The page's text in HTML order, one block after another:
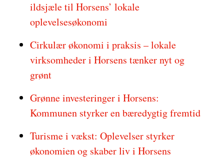
ildsjæle til Horsens’ lokale
oplevelsesøkonomi
Cirkulær økonomi i praksis – lokale
virksomheder i Horsens tænker nyt og
grønt
Grønne investeringer i Horsens:
Kommunen styrker en bæredygtig fremtid
Turisme i vækst: Oplevelser styrker
økonomien og skaber liv i Horsens